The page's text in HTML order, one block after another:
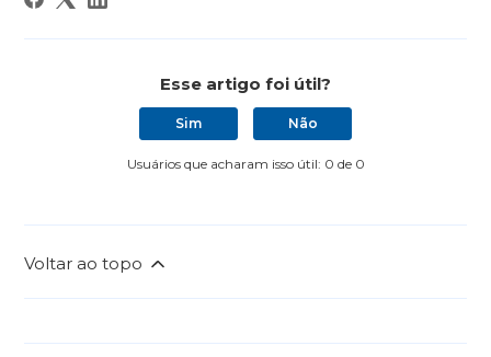
Esse artigo foi útil?
Sim Não
Usuários que acharam isso útil: 0 de 0
Voltar ao topo